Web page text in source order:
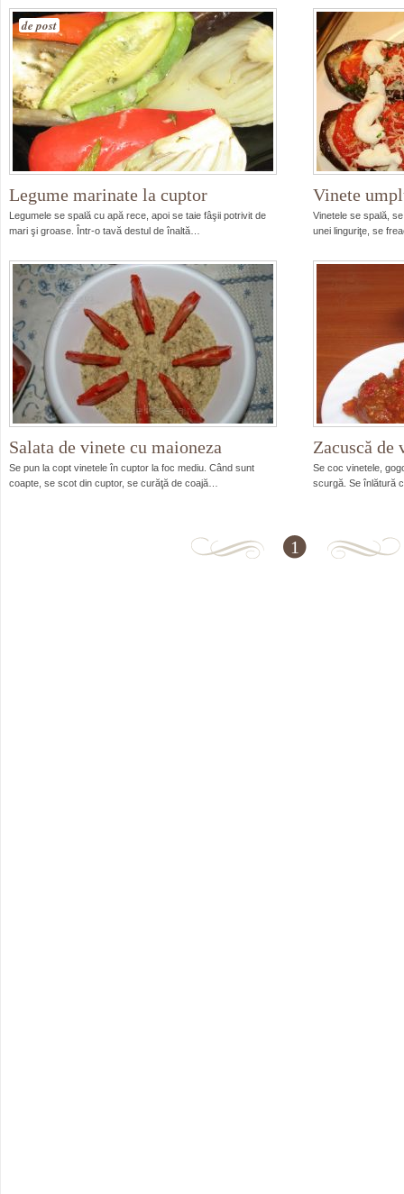
de post
Legume marinate la cuptor
Legumele se spală cu apă rece, apoi se taie fâşii potrivit de
mari şi groase. Într-o tavă destul de înaltă…
Vinete
Vinetele se spală,
unei linguriţe, se
Salata de vinete cu maioneza
Se pun la copt vinetele în cuptor la foc mediu. Când sunt
coapte, se scot din cuptor, se curăţă de coajă…
Zacuscă de
Se coc vinetele,
scurgă. Se înlătură
1